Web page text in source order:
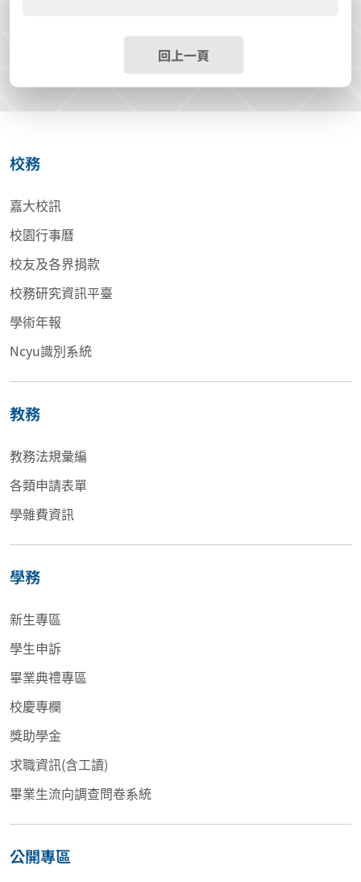
回上一頁
校務
嘉大校訊
校園行事曆
校友及各界捐款
校務研究資訊平臺
學術年報
Ncyu識別系統
教務
教務法規彙編
各類申請表單
學雜費資訊
學務
新生專區
學生申訴
畢業典禮專區
校慶專欄
獎助學金
求職資訊(含工讀)
畢業生流向調查問卷系統
公開專區